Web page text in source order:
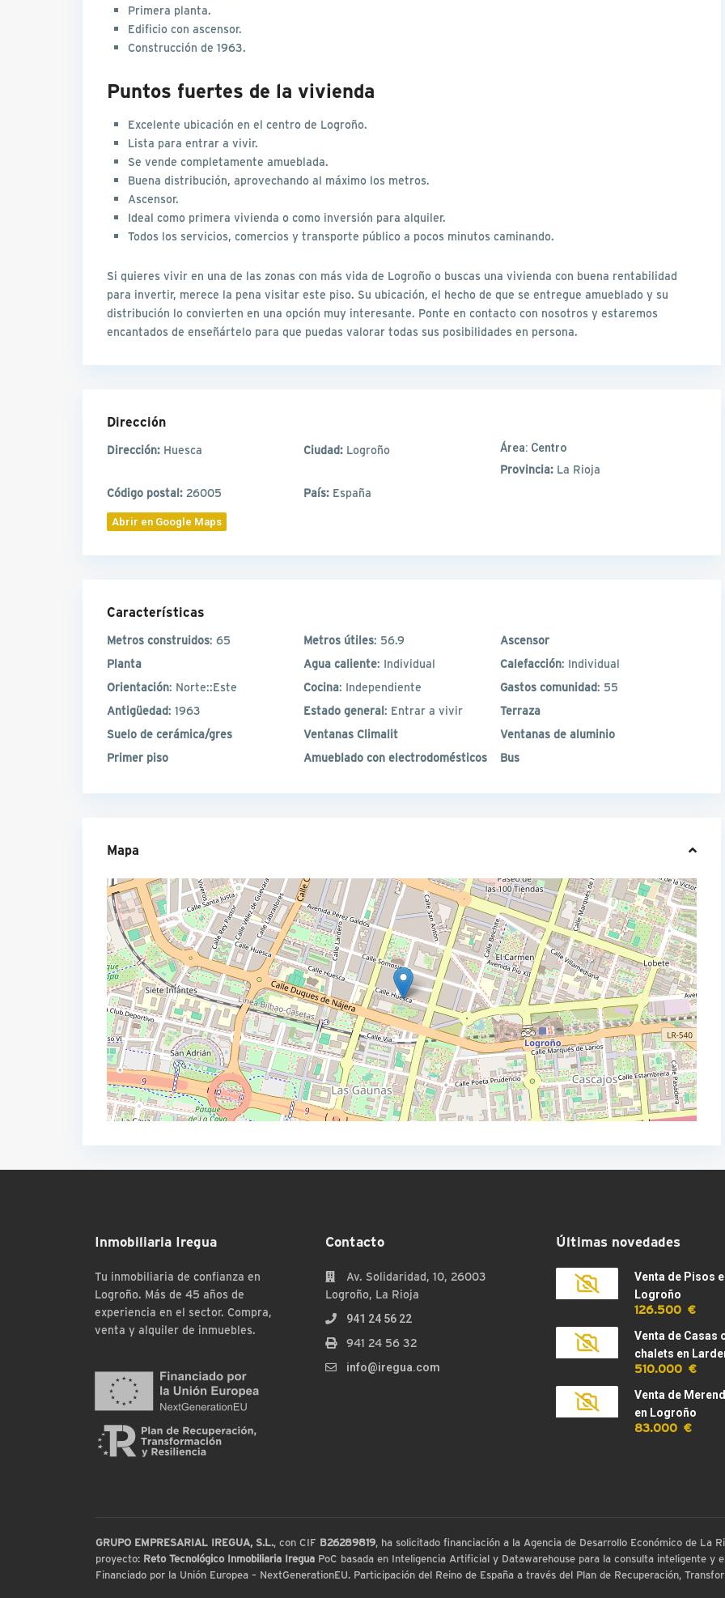
Primera planta.
Edificio con ascensor.
Construcción de 1963.
Puntos fuertes de la vivienda
Excelente ubicación en el centro de Logroño.
Lista para entrar a vivir.
Se vende completamente amueblada.
Buena distribución, aprovechando al máximo los metros.
Ascensor.
Ideal como primera vivienda o como inversión para alquiler.
Todos los servicios, comercios y transporte público a pocos minutos caminando.
Si quieres vivir en una de las zonas con más vida de Logroño o buscas una vivienda con buena rentabilidad
para invertir, merece la pena visitar este piso. Su ubicación, el hecho de que se entregue amueblado y su
distribución lo convierten en una opción muy interesante. Ponte en contacto con nosotros y estaremos
encantados de enseñártelo para que puedas valorar todas sus posibilidades en persona.
Dirección
Dirección: Huesca Ciudad: Logroño Área: Centro
Provincia: La Rioja
Código postal: 26005 País: España
Abrir en Google Maps
Características
Metros construidos: 65 Metros útiles: 56.9
Ascensor
Planta
Agua caliente: Individual Calefacción: Individual
Orientación: Norte::Este Cocina: Independiente Gastos comunidad: 55
Antigüedad: 1963 Estado general: Entrar a vivir
Terraza
Suelo de cerámica/gres
Ventanas Climalit
Ventanas de aluminio
Primer piso
Amueblado con electrodomésticos Bus
Mapa
Inmobiliaria Iregua
Tu inmobiliaria de confianza en
Logroño. Más de 45 años de
experiencia en el sector. Compra,
venta y alquiler de inmuebles.
Contacto
Av. Solidaridad, 10, 26003
Logroño, La Rioja
941 24 56 22
941 24 56 32
info@iregua.com
Últimas novedades
Venta de Pisos
Logroño
126.500 €
Venta de Casas
chalets en
510.000 €
Venta de
en Logroño
83.000 €
GRUPO EMPRESARIAL IREGUA, S.L., con CIF B26289819, ha solicitado financiación a la Agencia de Desarrollo Económico de La
proyecto: Reto Tecnológico Inmobiliaria IreguaPoC basada en Inteligencia Artificial y Datawarehouse para la consulta inteligente y
Financiado por la Unión Europea – NextGenerationEU. Participación del Reino de España a través del Plan de Recuperación,